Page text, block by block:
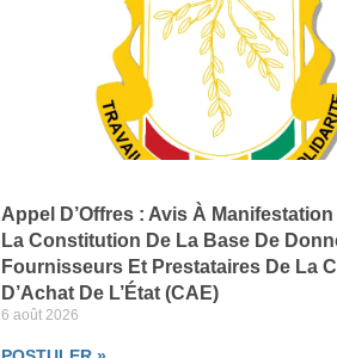
Appel D’Offres : Avis À Manifestation
La Constitution De La Base De
Fournisseurs Et Prestataires De La
D’Achat De L’État (CAE)
6 août 2026